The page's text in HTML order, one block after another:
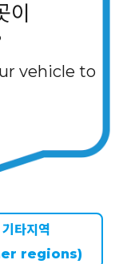
vehicle to
기타지역
regions)